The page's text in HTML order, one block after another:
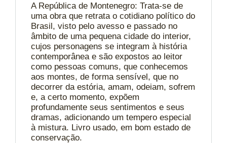
A República de Montenegro: Trata-se de
uma obra que retrata o cotidiano político do
Brasil, visto pelo avesso e passado no
âmbito de uma pequena cidade do interior,
cujos personagens se integram à história
contemporânea e são expostos ao leitor
como pessoas comuns, que conhecemos
aos montes, de forma sensível, que no
decorrer da estória, amam, odeiam, sofrem
e, a certo momento, expõem
profundamente seus sentimentos e seus
dramas, adicionando um tempero especial
à mistura. Livro usado, em bom estado de
conservação.